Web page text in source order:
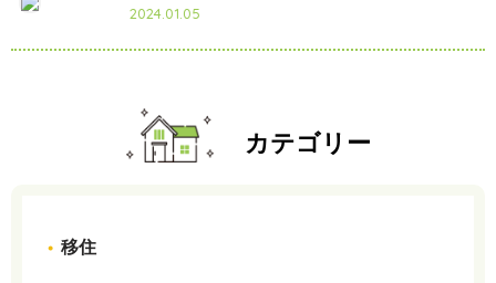
2024.01.05
カテゴリー
移住